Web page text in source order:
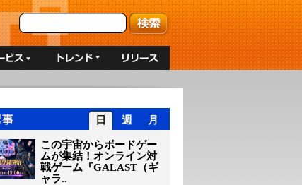
日 週 月
この宇宙からボードゲー
ムが集結！オンライン対
戦ゲーム『GALAST（ギ
ャラ..